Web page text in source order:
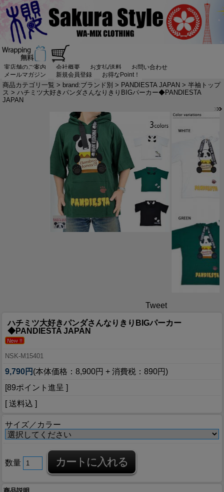
実店舗のご案内 会社概要 お支払/送料
お問い合わせ
メールマガジン
新規会員登録 お得なPoint！
商品カテゴリ一覧 > brand:ブランド別 > PANDIESTA JAPAN > 半袖トップ
ス > ハチミツ大好きパンダさんなりきりBIGパーカー◆PANDIESTA
JAPAN
Tweet
ハチミツ大好きパンダさんなりきりBIGパーカー
◆PANDIESTA JAPAN
NSK-M15401
9,790円 (本体価格：8,900円 + 消費税：890円)
[89ポイント進呈 ]
[ 送料込 ]
サイズ／カラー
数量